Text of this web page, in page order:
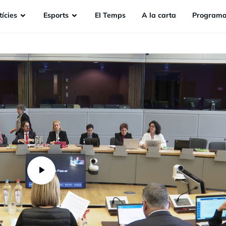
Esports EI Temps A la carta